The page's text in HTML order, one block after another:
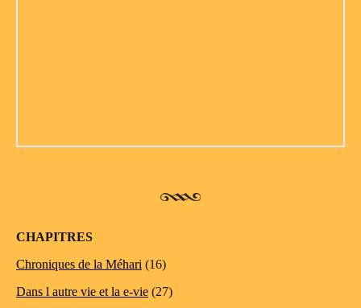
CHAPITRES
Chroniques de la Méhari (16)
Dans l autre vie et la e-vie (27)